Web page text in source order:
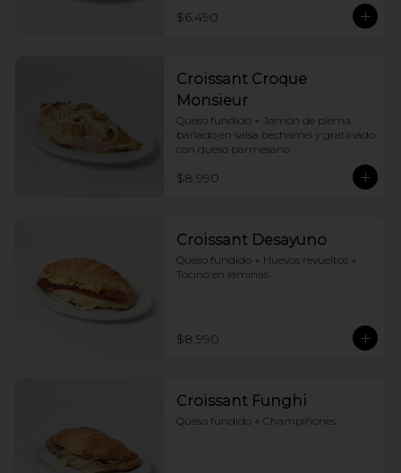
$6.490
Croissant Croque
Monsieur
Queso fundido + Jamón de pierna,
bañado en salsa bechamel y gratinado
con queso parmesano
$8.990
Croissant Desayuno
Queso fundido + Huevos revueltos +
Tocino en laminas
$8.990
Croissant Funghi
Queso fundido + Champiñones